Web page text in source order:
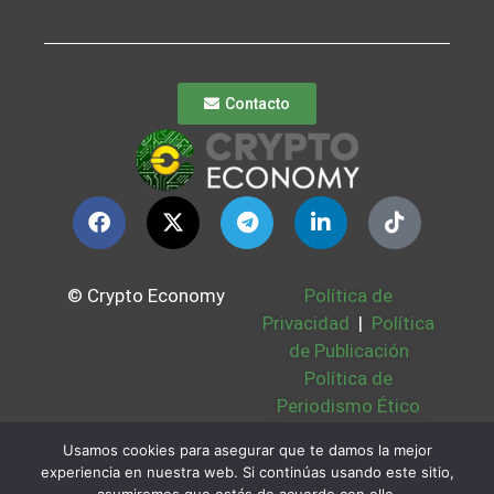
Contacto
© Crypto Economy
Política de
Privacidad | Política
de Publicación
Política de
Periodismo Ético
Bases Legales |
Partners | Sobre
Usamos cookies para asegurar que te damos la mejor
experiencia en nuestra web. Si continúas usando este sitio,